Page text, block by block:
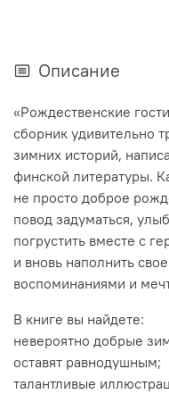
Описание
«Рождественские
сборник удивительно
зимних историй,
финской литературы.
не просто доброе
повод задуматься,
погрустить вместе с
и вновь наполнить
воспоминаниями и
В книге вы найдете:
невероятно добрые
оставят равнодушным;
талантливые